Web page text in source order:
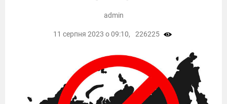
admin
11 серпня 2023 о 09:10, 226225